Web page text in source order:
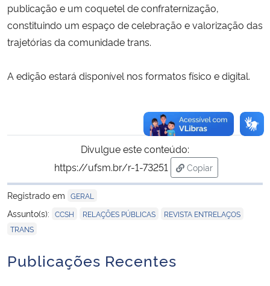
publicação e um coquetel de confraternização,
constituindo um espaço de celebração e valorização das
trajetórias da comunidade trans.
A edição estará disponível nos formatos físico e digital.
Divulgue este conteúdo:
https://ufsm.br/r-1-73251
Copiar
para área de
Registrado em GERAL
Assunto(s): CCSH RELAÇÕES PÚBLICAS REVISTA ENTRELAÇOS
TRANS
Publicações Recentes